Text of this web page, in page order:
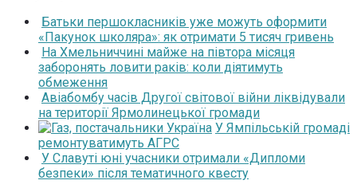
Батьки першокласників уже можуть оформити
«Пакунок школяра»: як отримати 5 тисяч гривень
На Хмельниччині майже на півтора місяця
заборонять ловити раків: коли діятимуть
обмеження
Авіабомбу часів Другої світової війни ліквідували
на території Ярмолинецької громади
У Ямпільській громаді
ремонтуватимуть АГРС
У Славуті юні учасники отримали «Дипломи
безпеки» після тематичного квесту